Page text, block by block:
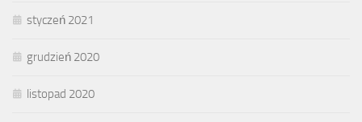
styczeń 2021
grudzień 2020
listopad 2020